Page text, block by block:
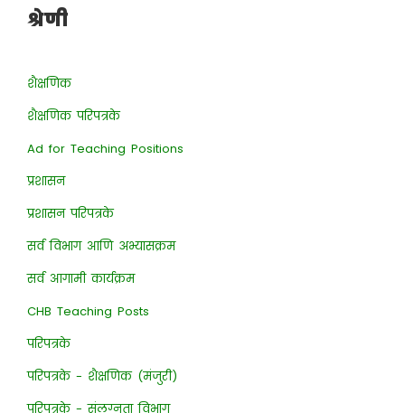
श्रेणी
शैक्षणिक
शैक्षणिक परिपत्रके
Ad for Teaching Positions
प्रशासन
प्रशासन परिपत्रके
सर्व विभाग आणि अभ्यासक्रम
सर्व आगामी कार्यक्रम
CHB Teaching Posts
परिपत्रके
परिपत्रके - शैक्षणिक (मंजुरी)
परिपत्रके - संलग्नता विभाग